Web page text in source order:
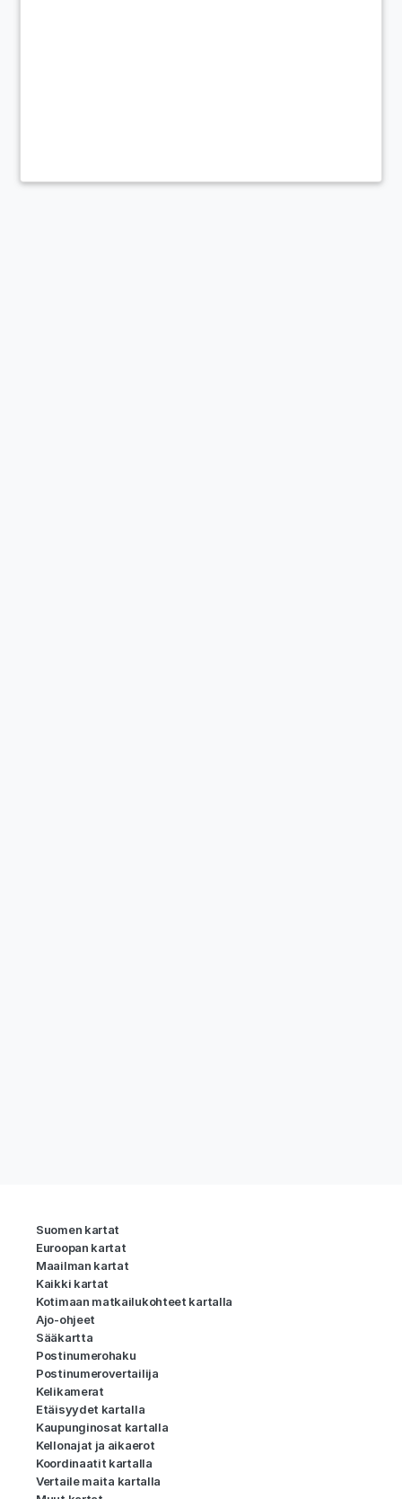
Suomen kartat
Euroopan kartat
Maailman kartat
Kaikki kartat
Kotimaan matkailukohteet kartalla
Ajo-ohjeet
Sääkartta
Postinumerohaku
Postinumerovertailija
Kelikamerat
Etäisyydet kartalla
Kaupunginosat kartalla
Kellonajat ja aikaerot
Koordinaatit kartalla
Vertaile maita kartalla